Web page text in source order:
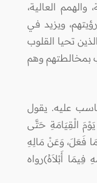
العالية،
ويزيد في
تحيا القلوب
بمخالطتهم وهم
عليه. يقول
الْقِيَامَةِ حَتَّى
فَعَلَ، وَعَنْ مَالِهِ
أَبْلاَهُ)رواه